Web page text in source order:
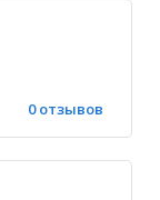
0 отзывов